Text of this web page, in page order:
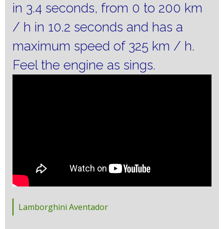
in 3.4 seconds, from 0 to 200 km
/ h in 10.2 seconds and has a
maximum speed of 325 km / h.
Feel the engine as sings.
Lamborghini Aventador